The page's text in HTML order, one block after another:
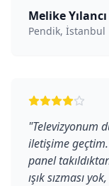
Melike Yılancı
Pendik, İstanbul
"Televizyonum
iletişime geçtim.
panel
ışık sızması